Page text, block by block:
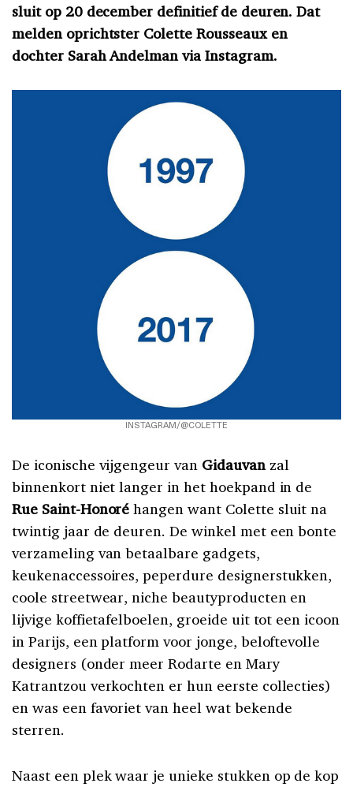
sluit op 20 december definitief de deuren. Dat
melden oprichtster Colette Rousseaux en
dochter Sarah Andelman via Instagram.
INSTAGRAM/@COLETTE
De iconische vijgengeur van Gidauvanzal
binnenkort niet langer in het hoekpand in de
Rue Saint-Honoré hangen want Colette sluit na
twintig jaar de deuren. De winkel met een bonte
verzameling van betaalbare gadgets,
keukenaccessoires, peperdure designerstukken,
coole streetwear, niche beautyproducten en
lijvige koffietafelboelen, groeide uit tot een icoon
in Parijs, een platform voor jonge, beloftevolle
designers (onder meer Rodarte en Mary
Katrantzou verkochten er hun eerste collecties)
en was een favoriet van heel wat bekende
sterren.
Naast een plek waar je unieke stukken op de kop